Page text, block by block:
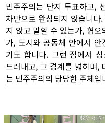
민주주의는 단지 투표하고,
차만으로 완성되지 않습니
지 않고 말할 수 있는가, 혐
가, 도시와 공동체 안에서
기도 합니다. 그런 점에서
드러내고, 그 경계를 넓히며,
는 민주주의의 당당한 주체입